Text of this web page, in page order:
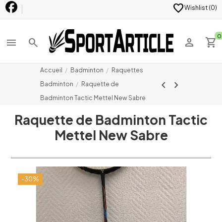
favoriteWishlist (0)
menu search person shopping_cart0
Accueil Badminton
Raquettes
Badminton
Raquette de
Badminton Tactic Mettel New Sabre
chevron_left chevron_right
Raquette de Badminton Tactic
Mettel New Sabre
-30%